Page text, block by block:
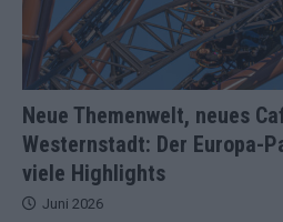
Neue Themenwelt, neues
Westernstadt: Der Europa-
viele Highlights
Juni 2026